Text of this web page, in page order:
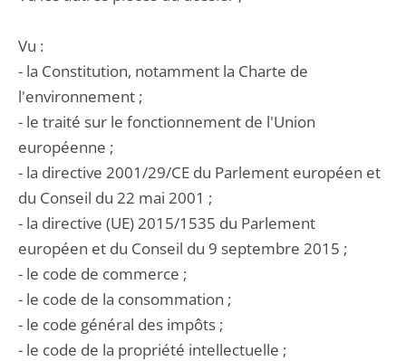
Vu :
- la Constitution, notamment la Charte de
l'environnement ;
- le traité sur le fonctionnement de l'Union
européenne ;
- la directive 2001/29/CE du Parlement européen et
du Conseil du 22 mai 2001 ;
- la directive (UE) 2015/1535 du Parlement
européen et du Conseil du 9 septembre 2015 ;
- le code de commerce ;
- le code de la consommation ;
- le code général des impôts ;
- le code de la propriété intellectuelle ;